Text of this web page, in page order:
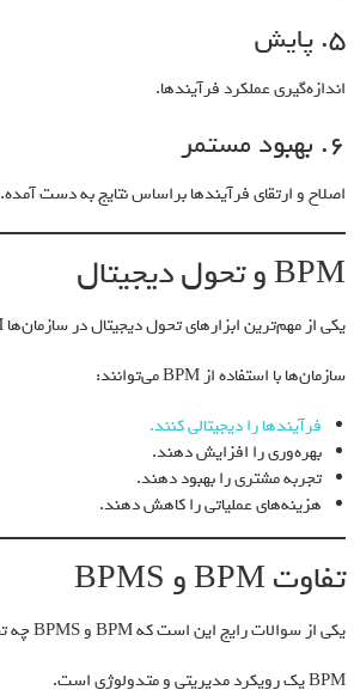
5. پایش
اندازه‌گیری عملکرد فرآیندها.
6. بهبود مستمر
اصلاح و ارتقای فرآیندها براساس نتایج به دست آمده.
BPM و تحول دیجیتال
یکی از مهم‌ترین ابزارهای تحول دیجیتال در سازمان‌ها BPM است.
سازمان‌ها با استفاده از BPM می‌توانند:
فرآیندها را دیجیتالی کنند.
بهره‌وری را افزایش دهند.
تجربه مشتری را بهبود دهند.
هزینه‌های عملیاتی را کاهش دهند.
تفاوت BPM و BPMS
یکی از سوالات رایج این است که BPM و BPMS چه تفاوتی دارند؟
BPM یک رویکرد مدیریتی و متدولوژی است.